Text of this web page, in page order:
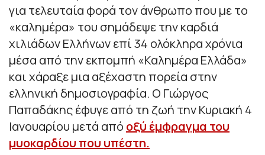
για τελευταία φορά τον άνθρωπο που με το
«καλημέρα» του σημάδεψε την καρδιά
χιλιάδων Ελλήνων επί 34 ολόκληρα χρόνια
μέσα από την εκπομπή «Καλημέρα Ελλάδα»
και χάραξε μια αξέχαστη πορεία στην
ελληνική δημοσιογραφία. Ο Γιώργος
Παπαδάκης έφυγε από τη ζωή την Κυριακή 4
Ιανουαρίου μετά από οξύ έμφραγμα του
μυοκαρδίου που υπέστη.